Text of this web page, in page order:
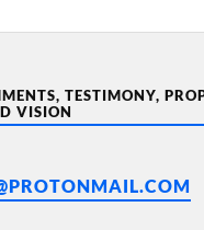
TESTIMONY,
VISION